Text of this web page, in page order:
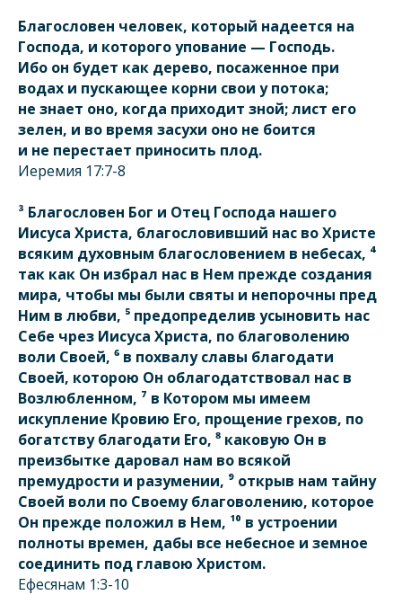
Благословен человек, который надеется на
Господа, и которого упование — Господь.
Ибо он будет как дерево, посаженное при
водах и пускающее корни свои у потока;
не знает оно, когда приходит зной; лист его
зелен, и во время засухи оно не боится
и не перестает приносить плод.
Иеремия 17:7-8
³ Благословен Бог и Отец Господа нашего
Иисуса Христа, благословивший нас во Христе
всяким духовным благословением в небесах, ⁴
так как Он избрал нас в Нем прежде создания
мира, чтобы мы были святы и непорочны пред
Ним в любви, ⁵ предопределив усыновить нас
Себе чрез Иисуса Христа, по благоволению
воли Своей, ⁶ в похвалу славы благодати
Своей, которою Он облагодатствовал нас в
Возлюбленном, ⁷ в Котором мы имеем
искупление Кровию Его, прощение грехов, по
богатству благодати Его, ⁸ каковую Он в
преизбытке даровал нам во всякой
премудрости и разумении, ⁹ открыв нам тайну
Своей воли по Своему благоволению, которое
Он прежде положил в Нем, ¹⁰ в устроении
полноты времен, дабы все небесное и земное
соединить под главою Христом.
Ефесянам 1:3-10